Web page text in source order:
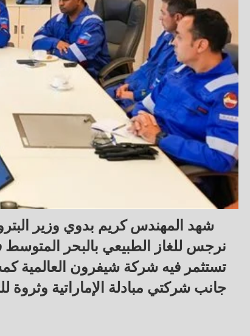
شهد المهندس كريم بدوي وزير
نرجس للغاز الطبيعي بالبحر
تستثمر فيه شركة شيفرون العالمية
جانب شركتي مبادلة الإماراتية وثروة